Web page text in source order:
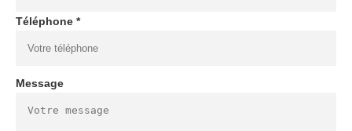
Téléphone *
Message